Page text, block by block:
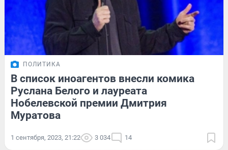
ПОЛИТИКА
В список иноагентов внесли комика
Руслана Белого и лауреата
Нобелевской премии Дмитрия
Муратова
1 сентября, 2023, 21:22 3 034 14